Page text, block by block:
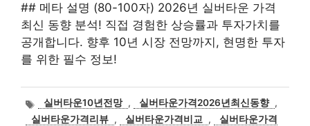
## 메타 설명 (80-100자) 2026년 실버타운 가격
최신 동향 분석! 직접 경험한 상승률과 투자가치를
공개합니다. 향후 10년 시장 전망까지, 현명한 투자
를 위한 필수 정보!
태
그
실버타운10년전망 , 실버타운가격2026년최신동향 ,
실버타운가격리뷰 , 실버타운가격비교 ,
실버타운가격